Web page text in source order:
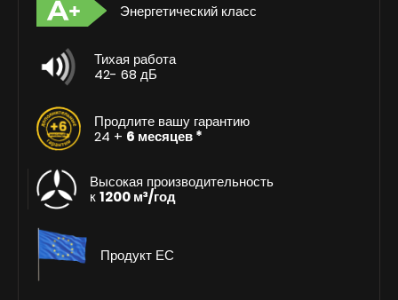
Энергетический класс
Тихая работа
42- 68 дБ
Продлите вашу гарантию
24 + 6 месяцев *
Высокая производительность
к1200 м³/год
Продукт ЕС